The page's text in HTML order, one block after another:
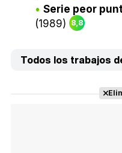
Serie peor
(1989)
8,8
Todos los trabajos